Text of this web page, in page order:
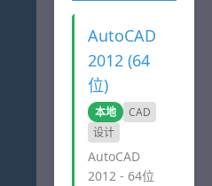
AutoCAD
2012 (64
位)
本地
CAD
设计
AutoCAD
2012 - 64位